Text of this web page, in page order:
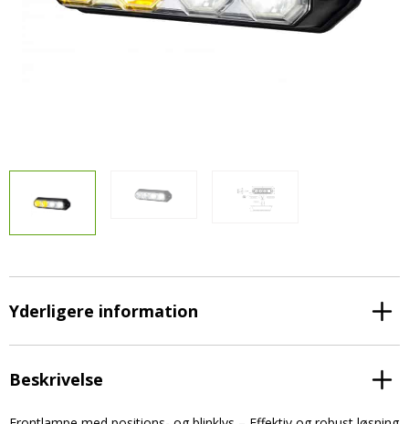
Stik, kabelbindere og relæer til traktor
Om os
Kontakt-old
LED-armaturer og LED-værkstedslys
Stik, kabelbindere og relæer til traktor og
Yderligere information
Beskrivelse